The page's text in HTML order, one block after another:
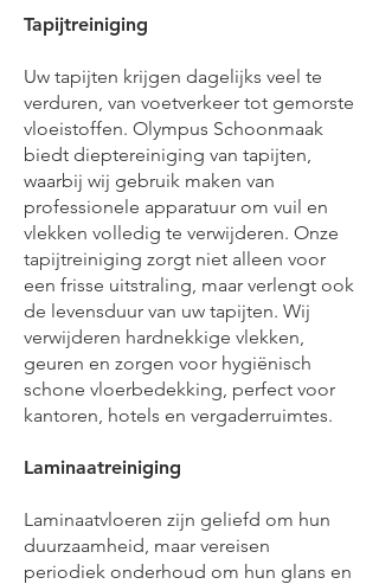
Tapijtreiniging
Uw tapijten krijgen dagelijks veel te
verduren, van voetverkeer tot gemorste
vloeistoffen. Olympus Schoonmaak
biedt dieptereiniging van tapijten,
waarbij wij gebruik maken van
professionele apparatuur om vuil en
vlekken volledig te verwijderen. Onze
tapijtreiniging zorgt niet alleen voor
een frisse uitstraling, maar verlengt ook
de levensduur van uw tapijten. Wij
verwijderen hardnekkige vlekken,
geuren en zorgen voor hygiënisch
schone vloerbedekking, perfect voor
kantoren, hotels en vergaderruimtes.
Laminaatreiniging
Laminaatvloeren zijn geliefd om hun
duurzaamheid, maar vereisen
periodiek onderhoud om hun glans en